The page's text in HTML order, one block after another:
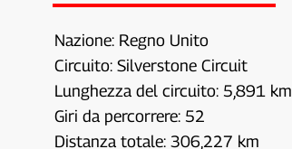
Nazione: Regno Unito
Circuito: Silverstone Circuit
Lunghezza del circuito: 5,891 km
Giri da percorrere: 52
Distanza totale: 306,227 km